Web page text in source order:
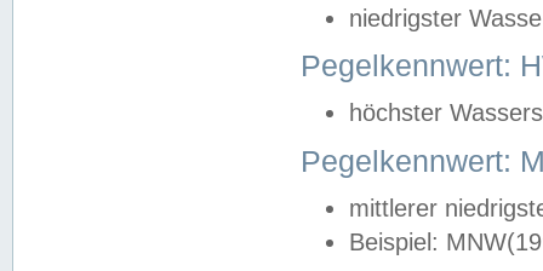
niedrigster
Pegelkennwert:
höchster
Pegelkennwert:
mittlerer
Beispiel: